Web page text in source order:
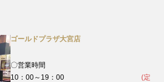
ゴールドプラザ大宮店
〇営業時間
10：00～19：00 (定